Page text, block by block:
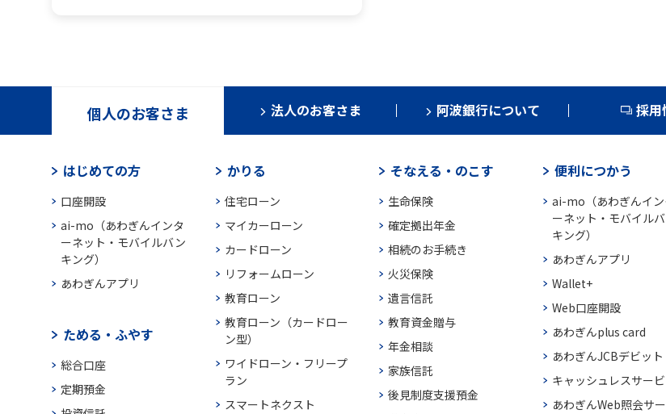
個人のお客さま 法人のお客さま 阿波銀行について 採用
はじめての方
口座開設
ai-mo（あわぎんインタ
ーネット・モバイルバン
キング）
あわぎんアプリ
ためる・ふやす
総合口座
定期預金
かりる
住宅ローン
マイカーローン
カードローン
リフォームローン
教育ローン
教育ローン（カードロー
ン型）
ワイドローン・フリープ
ラン
スマートネクスト
そなえる・のこす
生命保険
確定拠出年金
相続のお手続き
火災保険
遺言信託
教育資金贈与
年金相談
家族信託
後見制度支援預金
便利につかう
ai-mo（あわぎんイン
ーネット・モバイル
キング）
あわぎんアプリ
Wallet+
Web口座開設
あわぎんplus card
あわぎんJCBデビット
キャッシュレスサー
あわぎんWeb照会サ